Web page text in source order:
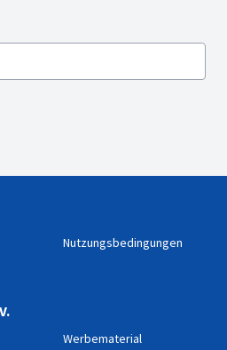
Nutzungsbedingungen
Werbematerial